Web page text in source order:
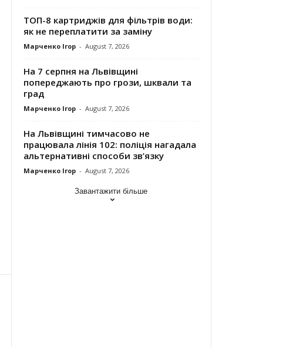
ТОП-8 картриджів для фільтрів води:
як не переплатити за заміну
Марченко Ігор - August 7, 2026
На 7 серпня на Львівщині
попереджають про грози, шквали та
град
Марченко Ігор - August 7, 2026
На Львівщині тимчасово не
працювала лінія 102: поліція нагадала
альтернативні способи зв’язку
Марченко Ігор - August 7, 2026
Завантажити більше